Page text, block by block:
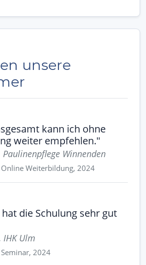
unsere
kann ich ohne
weiter empfehlen."
Paulinenpflege Winnenden
Weiterbildung, 2024
die Schulung sehr gut
IHK Ulm
2024